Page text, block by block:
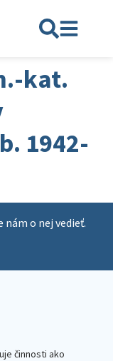
kat.
1942-
nám o nej vedieť.
činnosti ako